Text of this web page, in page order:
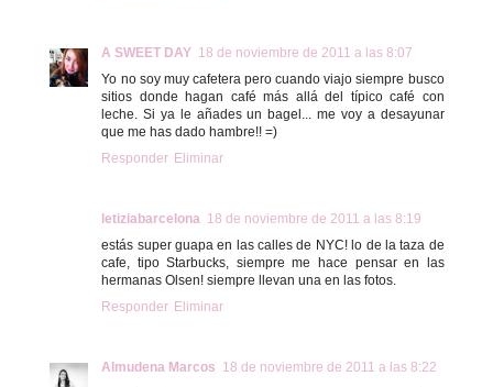
A SWEET DAY 18 de noviembre de 2011 a las 8:07
Yo no soy muy cafetera pero cuando viajo siempre busco
sitios donde hagan café más allá del típico café con
leche. Si ya le añades un bagel... me voy a desayunar
que me has dado hambre!! =)
Responder Eliminar
letiziabarcelona 18 de noviembre de 2011 a las 8:19
estás super guapa en las calles de NYC! lo de la taza de
cafe, tipo Starbucks, siempre me hace pensar en las
hermanas Olsen! siempre llevan una en las fotos.
Responder Eliminar
Almudena Marcos 18 de noviembre de 2011 a las 8:22